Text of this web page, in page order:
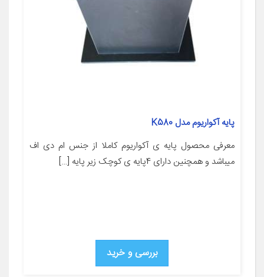
پایه آکواریوم مدل K580
معرفی محصول پایه ی آکواریوم کاملا از جنس ام دی اف
میباشد و همچنین دارای 4پایه ی کوچک زیر پایه […]
بررسی و خرید